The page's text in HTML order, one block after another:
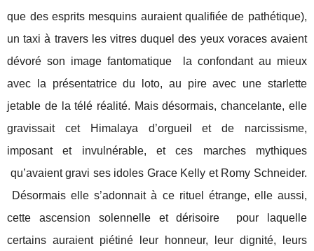
que des esprits mesquins auraient qualifiée de pathétique),
un taxi à travers les vitres duquel des yeux voraces avaient
dévoré son image fantomatique
la confondant au mieux
avec la présentatrice du loto, au pire avec une starlette
jetable de la télé réalité. Mais désormais, chancelante, elle
gravissait cet Himalaya d’orgueil et de narcissisme,
imposant et invulnérable, et ces marches mythiques
qu’avaient gravi ses idoles Grace Kelly et Romy Schneider.
Désormais elle s’adonnait à ce rituel étrange, elle aussi,
cette ascension solennelle et dérisoire
pour laquelle
certains auraient piétiné leur honneur, leur dignité, leurs